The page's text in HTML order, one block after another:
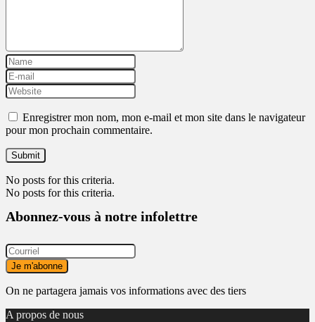
Enregistrer mon nom, mon e-mail et mon site dans le navigateur
pour mon prochain commentaire.
No posts for this criteria.
No posts for this criteria.
Abonnez-vous à notre infolettre
On ne partagera jamais vos informations avec des tiers
A propos de nous